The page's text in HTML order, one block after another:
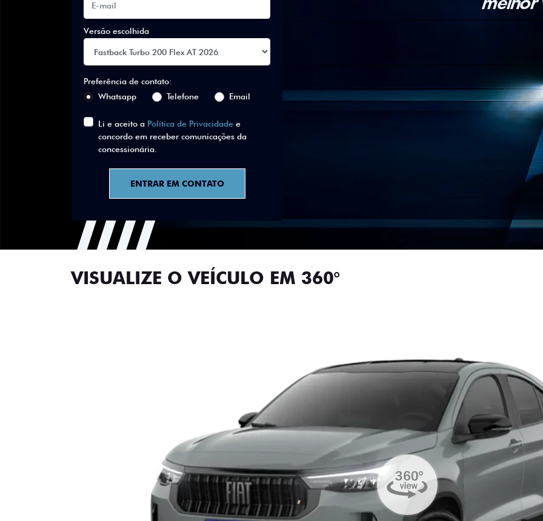
Versão escolhida
Preferência de contato:
Whatsapp
Telefone Email
Li e aceito a Política de Privacidade e
concordo em receber comunicações da
concessionária.
ENTRAR EM CONTATO
VISUALIZE O VEÍCULO EM 360°